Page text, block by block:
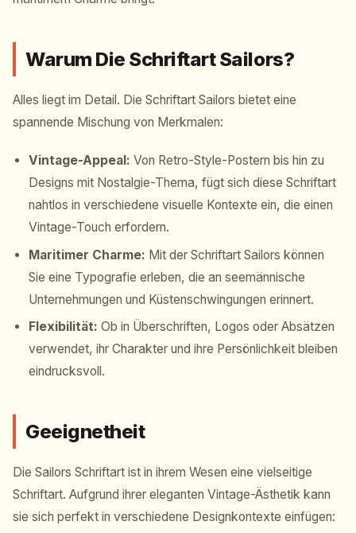
Warum Die Schriftart Sailors?
Alles liegt im Detail. Die Schriftart Sailors bietet eine
spannende Mischung von Merkmalen:
Vintage-Appeal: Von Retro-Style-Postern bis hin zu
Designs mit Nostalgie-Thema, fügt sich diese Schriftart
nahtlos in verschiedene visuelle Kontexte ein, die einen
Vintage-Touch erfordern.
Maritimer Charme: Mit der Schriftart Sailors können
Sie eine Typografie erleben, die an seemännische
Unternehmungen und Küstenschwingungen erinnert.
Flexibilität: Ob in Überschriften, Logos oder Absätzen
verwendet, ihr Charakter und ihre Persönlichkeit bleiben
eindrucksvoll.
Geeignetheit
Die Sailors Schriftart ist in ihrem Wesen eine vielseitige
Schriftart. Aufgrund ihrer eleganten Vintage-Ästhetik kann
sie sich perfekt in verschiedene Designkontexte einfügen: